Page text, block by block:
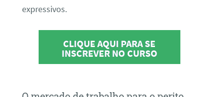
expressivos.
CLIQUE AQUI PARA SE
INSCREVER NO CURSO